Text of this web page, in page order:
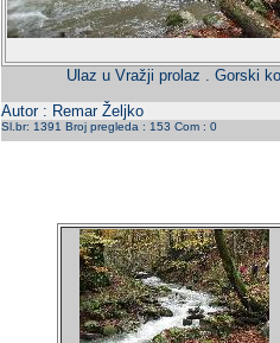
Ulaz u Vražji prolaz . Gorski
Autor : Remar Željko
Sl.br: 1391 Broj pregleda : 153 Com : 0